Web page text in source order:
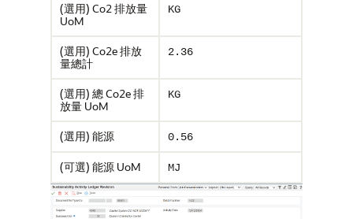
(選用) Co2 排放量
UoM
KG
(選用) Co2e 排放
量總計
2.36
(選用) 總 Co2e 排
放量 UoM
KG
(選用) 能源 0.56
(可選) 能源 UoM MJ